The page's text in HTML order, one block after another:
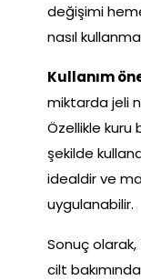
değişimi
nasıl
Kullanım
miktarda jeli
Özellikle
şekilde
idealdir ve
uygulanabilir.
Sonuç olarak,
cilt